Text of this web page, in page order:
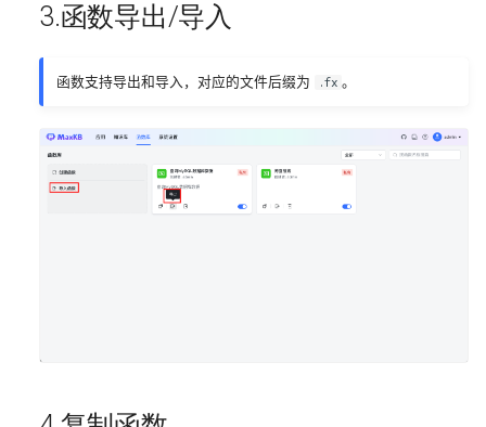
3.函数导出/导入
函数支持导出和导入，对应的文件后缀为 .fx 。